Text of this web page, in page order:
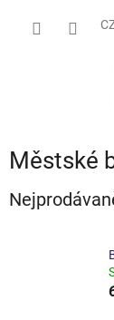
Městské